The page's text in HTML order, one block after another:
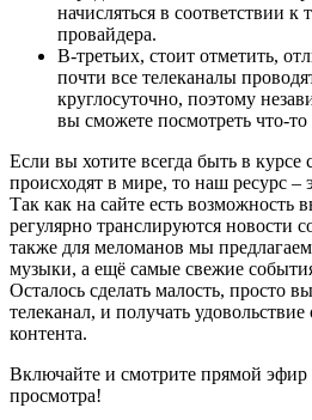
начисляться в соответствии к
провайдера.
В-третьих, стоит отметить,
почти все телеканалы
круглосуточно, поэтому
вы сможете посмотреть что-то
Если вы хотите всегда быть в курсе
происходят в мире, то наш ресурс
Так как на сайте есть возможность
регулярно транслируются новости
также для меломанов мы
музыки, а ещё самые свежие
Осталось сделать малость, просто
телеканал, и получать удовольствие
контента.
Включайте и смотрите прямой
просмотра!